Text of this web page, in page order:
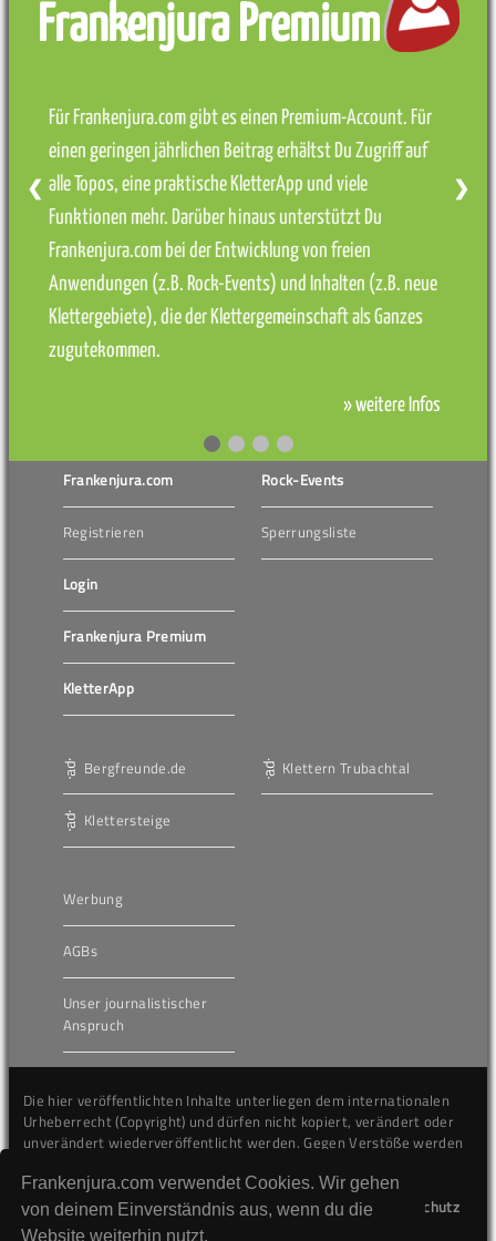
Frankenjura.com verwendet Cookies. Wir gehen
von deinem Einverständnis aus, wenn du die
Website weiterhin nutzt.
Frankenjura Premium
Für Frankenjura.com gibt es einen Premium-Account. Für
einen geringen jährlichen Beitrag erhältst Du Zugriff auf
alle Topos, eine praktische KletterApp und viele
Funktionen mehr. Darüber hinaus unterstützt Du
Frankenjura.com bei der Entwicklung von freien
Anwendungen (z.B. Rock-Events) und Inhalten (z.B. neue
Klettergebiete), die der Klettergemeinschaft als Ganzes
zugutekommen.
» weitere Infos
❮ ❯
Frankenjura.com
Registrieren
Login
Frankenjura Premium
KletterApp
Rock-Events
Sperrungsliste
Bergfreunde.de
Klettersteige
Klettern Trubachtal
Werbung
AGBs
Unser journalistischer
Anspruch
Die hier veröffentlichten Inhalte unterliegen dem internationalen
Urheberrecht (Copyright) und dürfen nicht kopiert, verändert oder
unverändert wiederveröffentlicht werden. Gegen Verstöße werden
Kontakt
Impressum Datenschutz